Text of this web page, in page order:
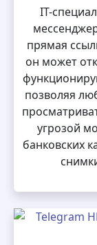
IT-
прямая
он может
позволяя
угрозой
банковских